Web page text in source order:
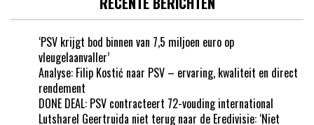
‘PSV krijgt bod binnen van 7,5 miljoen euro op
vleugelaanvaller’
Analyse: Filip Kostić naar PSV – ervaring, kwaliteit en direct
rendement
DONE DEAL: PSV contracteert 72-vouding international
Lutsharel Geertruida niet terug naar de Eredivisie: ‘Niet